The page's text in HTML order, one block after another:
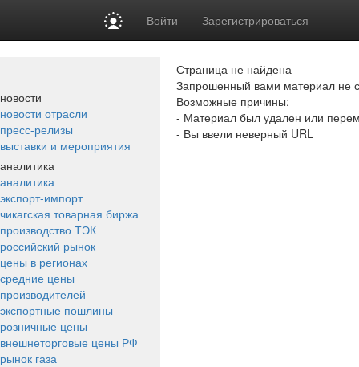
Войти Зарегистрироваться
новости
новости отрасли
пресс-релизы
выставки и мероприятия
аналитика
аналитика
экспорт-импорт
чикагская товарная биржа
производство ТЭК
российский рынок
цены в регионах
средние цены
производителей
экспортные пошлины
розничные цены
внешнеторговые цены РФ
рынок газа
Страница не найдена
Запрошенный вами материал не
Возможные причины:
- Материал был удален или
- Вы ввели неверный URL